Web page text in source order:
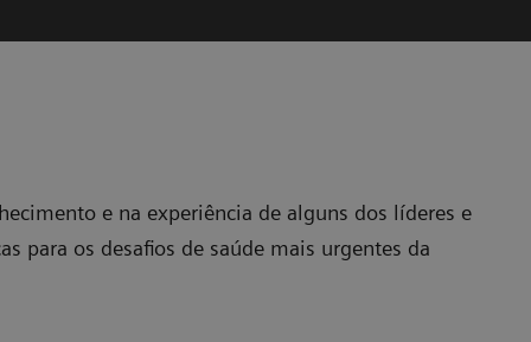
e na experiência de alguns dos líderes e
para os desafios de saúde mais urgentes da